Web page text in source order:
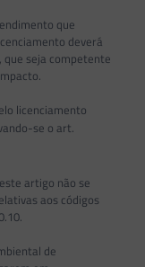
que
deverá
que seja competente
licenciamento
se o art.
artigo não se
aos códigos
de